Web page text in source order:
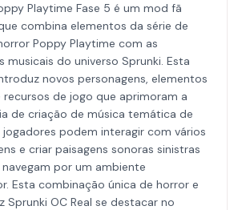
Playtime Fase 5 é um mod fã
combina elementos da série de
Poppy Playtime com as
musicais do universo Sprunki. Esta
novos personagens, elementos
recursos de jogo que aprimoram a
de criação de música temática de
jogadores podem interagir com vários
e criar paisagens sonoras sinistras
por um ambiente
Esta combinação única de horror e
Sprunki OC Real se destacar no